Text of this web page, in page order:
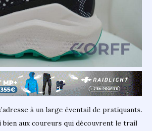
à un large éventail de pratiquants.
bien aux coureurs qui découvrent le trail